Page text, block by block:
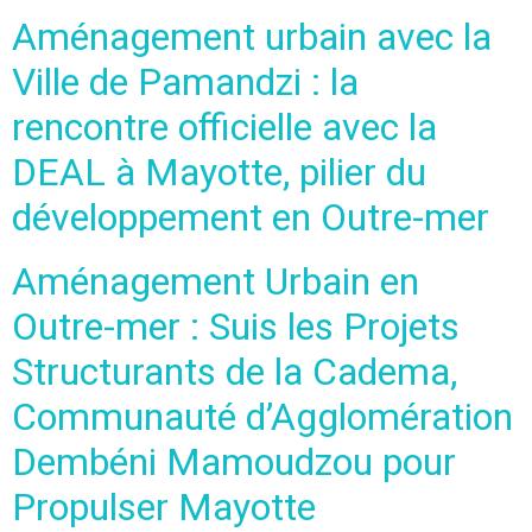
Aménagement urbain avec la
Ville de Pamandzi : la
rencontre officielle avec la
DEAL à Mayotte, pilier du
développement en Outre-mer
Aménagement Urbain en
Outre-mer : Suis les Projets
Structurants de la Cadema,
Communauté d’Agglomération
Dembéni Mamoudzou pour
Propulser Mayotte